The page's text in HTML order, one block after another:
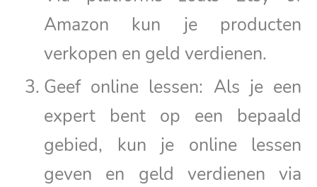
Amazon kun je producten
verkopen en geld verdienen.
Geef online lessen: Als je een
expert bent op een bepaald
gebied, kun je online lessen
geven en geld verdienen via